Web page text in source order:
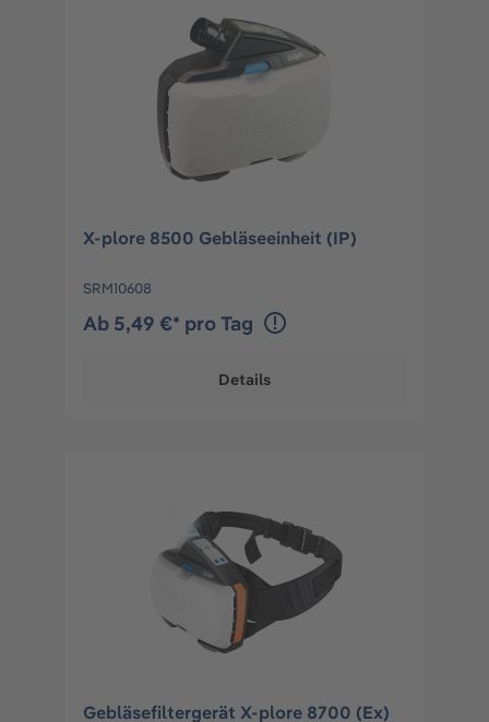
X-plore 8500 Gebläseeinheit (IP)
SRM10608
Ab 5,49 €* pro Tag
Details
Gebläsefiltergerät X-plore 8700 (Ex)